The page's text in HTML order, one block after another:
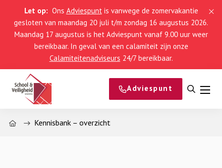
Let op: Ons Adviespuntis vanwege de zomervakantie
gesloten van maandag 20 juli t/m zondag 16 augustus 2026.
Maandag 17 augustus is het Adviespunt vanaf 9.00 uur weer
bereikbaar. In geval van een calamiteit zijn onze
Calamiteitenadviseurs 24/7 bereikbaar.
Adviespunt
Open
Home Kennisbank – overzicht